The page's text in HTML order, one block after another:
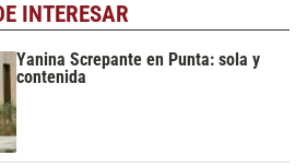
INTERESAR
Yanina Screpante en Punta: sola y
contenida